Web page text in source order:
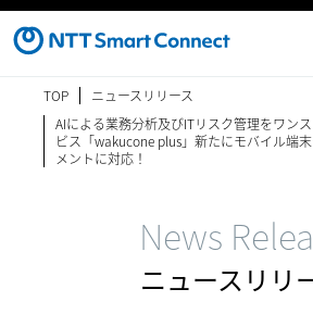
TOP
ニュースリリース
AIによる業務分析及びITリスク管理をワン
ビス「wakucone plus」新たにモバイル端
メントに対応！
News
ニュースリリ